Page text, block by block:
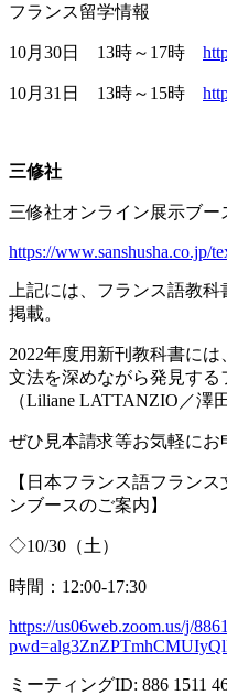
フランス留学情報
10月 30日 13時～ 17時
10月 31 日 13時～ 15時
三修社
三修社オンライン展示ブー
https://www.sanshusha.co.jp/
上記には、フランス語教
掲載。
2022年度用新刊教科書に
文法を深めながら発見する
（Liliane LATTANZIO ／澤
ぜひ見本請求等お気軽にお
【日本フランス語フランス
ンブースのご案内】
◇10/30 （土）
時間： 12:00-17:30
https://us06web.zoom.us/j/
ミーティングID: 886 1511